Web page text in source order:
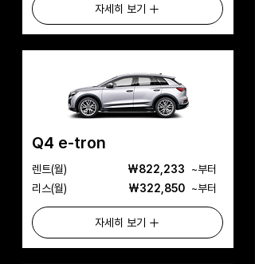
자세히 보기
Q4 e-tron
​렌트(월)
₩822,233
리스(월)
₩322,850
​~부터
​~부터
자세히 보기